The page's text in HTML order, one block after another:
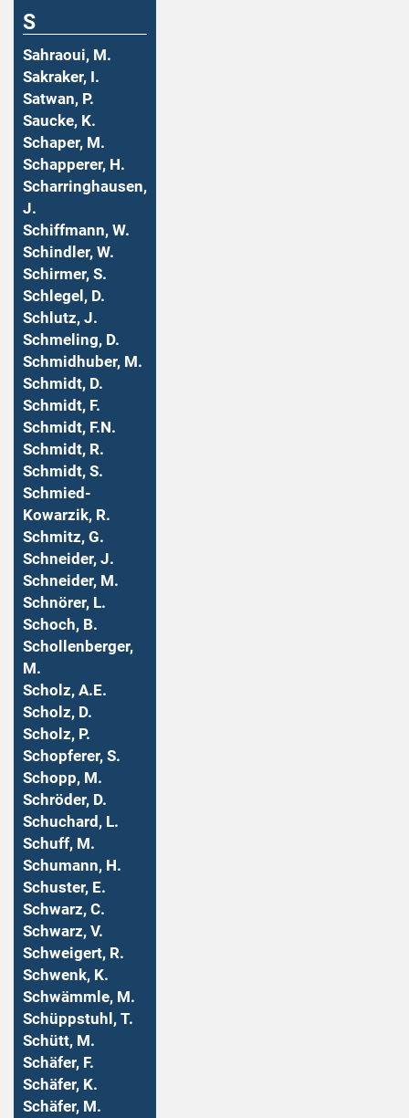
S
Sahraoui, M.
Sakraker, I.
Satwan, P.
Saucke, K.
Schaper, M.
Schapperer, H.
Scharringhausen,
J.
Schiffmann, W.
Schindler, W.
Schirmer, S.
Schlegel, D.
Schlutz, J.
Schmeling, D.
Schmidhuber, M.
Schmidt, D.
Schmidt, F.
Schmidt, F.N.
Schmidt, R.
Schmidt, S.
Schmied-
Kowarzik, R.
Schmitz, G.
Schneider, J.
Schneider, M.
Schnörer, L.
Schoch, B.
Schollenberger,
M.
Scholz, A.E.
Scholz, D.
Scholz, P.
Schopferer, S.
Schopp, M.
Schröder, D.
Schuchard, L.
Schuff, M.
Schumann, H.
Schuster, E.
Schwarz, C.
Schwarz, V.
Schweigert, R.
Schwenk, K.
Schwämmle, M.
Schüppstuhl, T.
Schütt, M.
Schäfer, F.
Schäfer, K.
Schäfer, M.